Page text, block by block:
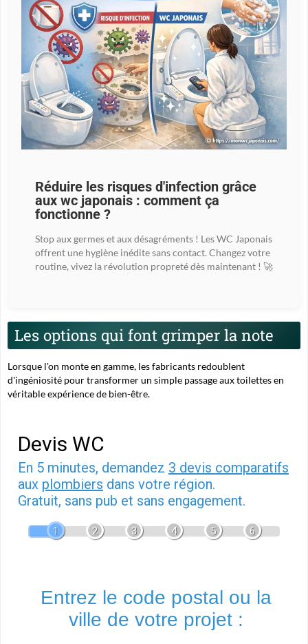
Réduire les risques d'infection grâce
aux wc japonais : comment ça
fonctionne ?
Stop aux germes et aux désagréments ! Les WC Japonais
offrent une hygiène inédite sans contact. Changez votre
routine, vivez la révolution propreté dès maintenant ! 🚀
Les options qui font grimper la note
Lorsque l'on monte en gamme, les fabricants redoublent
d'ingéniosité pour transformer un simple passage aux toilettes en
véritable expérience de bien-être.
Devis WC
En 5 minutes, demandez 3 devis comparatifs
aux plombiers dans votre région.
Gratuit, sans pub et sans engagement.
1 2 3 4 5 6
Entrez le code postal ou la
ville de votre projet :